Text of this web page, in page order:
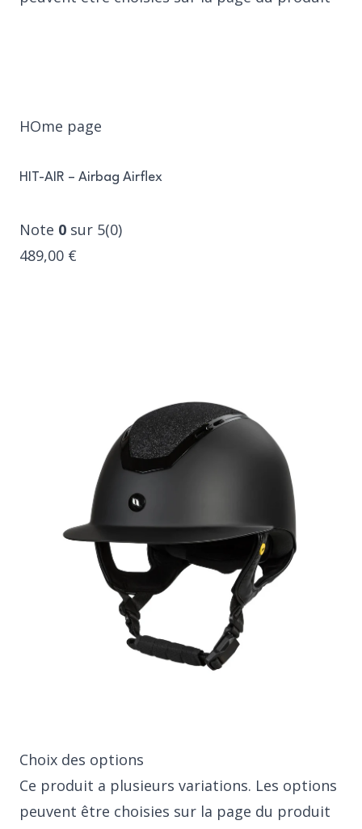
HOme page
HIT-AIR – Airbag Airflex
Note 0 sur 5(0)
489,00 €
Choix des options
Ce produit a plusieurs variations. Les options
peuvent être choisies sur la page du produit